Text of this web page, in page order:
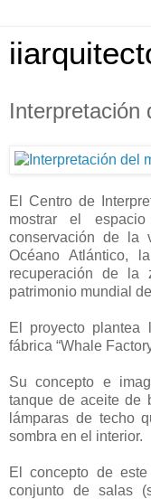
Interpretación
El Centro de
mostrar el
conservación de la
Océano Atlántico,
recuperación de la
patrimonio mundial
El proyecto
fábrica “Whale
Su concepto e
tanque de aceite de
lámparas de techo
sombra en el interior.
El concepto de
conjunto de salas